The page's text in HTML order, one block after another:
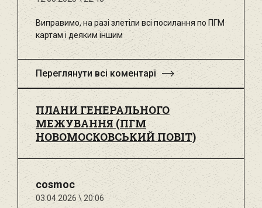
Виправимо, на разі злетіли всі посилання по ПГМ
картам і деяким іншим
Переглянути всі коментарі
ПЛАНИ ГЕНЕРАЛЬНОГО
МЕЖУВАННЯ (ПГМ
НОВОМОСКОВСЬКИЙ ПОВІТ)
cosmoc
03.04.2026 \ 20:06